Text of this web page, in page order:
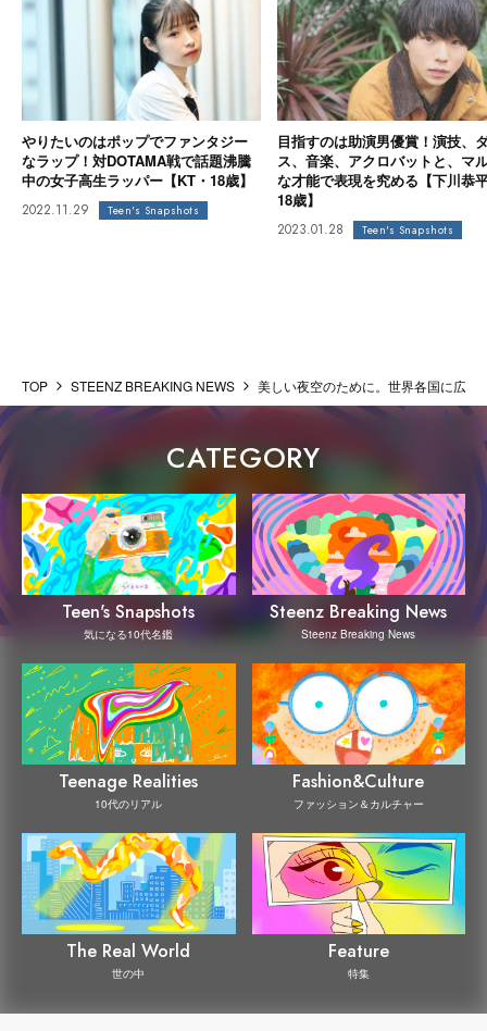
やりたいのはポップでファンタジー
なラップ！対DOTAMA戦で話題沸騰
中の女子高生ラッパー【KT・18歳】
2022.11.29 Teen's Snapshots
目指すのは助演男優賞！演技、
ス、音楽、アクロバットと、マ
な才能で表現を究める【下川恭
18歳】
2023.01.28 Teen's Snapshots
TOP STEENZ BREAKING NEWS 美しい夜空のために。世界各国に広
CATEGORY
Teen's Snapshots
気になる10代名鑑
Steenz Breaking News
Steenz Breaking News
Teenage Realities
10代のリアル
Fashion&Culture
ファッション＆カルチャー
The Real World
世の中
Feature
特集